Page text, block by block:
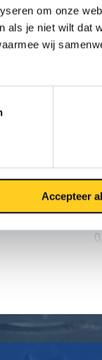
om onze
als je niet wilt dat
wij
Accepteer